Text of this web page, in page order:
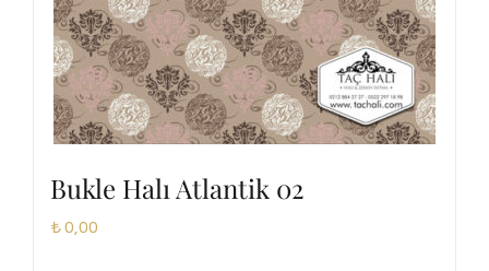
Bukle Halı Atlantik 02
₺0,00